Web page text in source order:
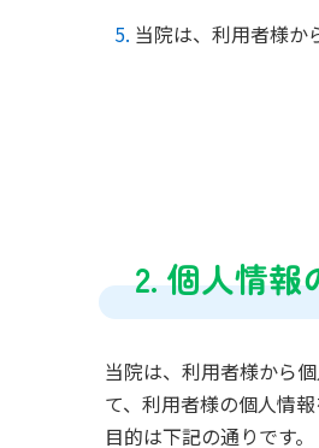
当院は、利用者様か
2. 個人情報
当院は、利用者様から
て、利用者様の個人情
目的は下記の通りです。